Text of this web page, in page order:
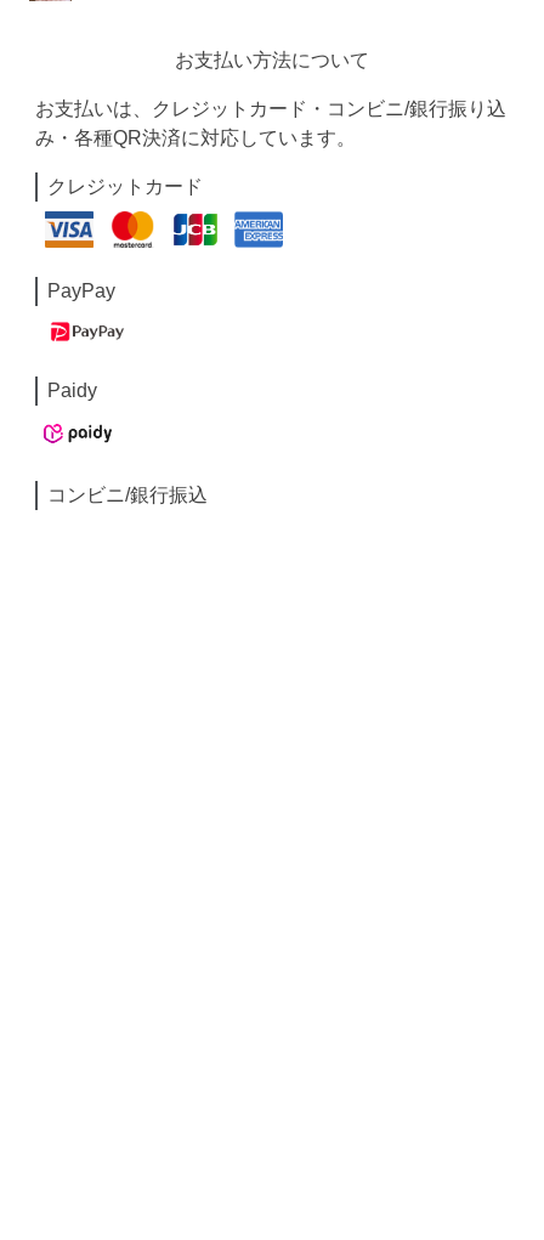
お支払い方法について
お支払いは、クレジットカード・コンビニ/銀行振り込
み・各種QR決済に対応しています。
クレジットカード
PayPay
Paidy
コンビニ/銀行振込